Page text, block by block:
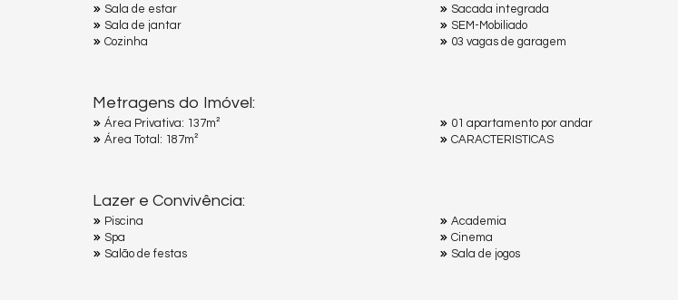
Sala de estar
Sala de jantar
Cozinha
Sacada integrada
SEM-Mobiliado
03 vagas de garagem
Metragens do Imóvel:
Área Privativa: 137m²
Área Total: 187m²
01 apartamento por andar
CARACTERISTICAS
Lazer e Convivência:
Piscina
Spa
Salão de festas
Academia
Cinema
Sala de jogos